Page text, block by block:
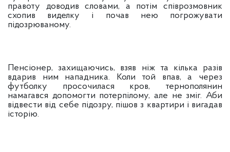
правоту доводив словами, а потім співрозмовник
схопив виделку і почав нею погрожувати
підозрюваному.
Пенсіонер, захищаючись, взяв ніж та кілька разів
вдарив ним нападника. Коли той впав, а через
футболку просочилася кров, тернополянин
намагався допомогти потерпілому, але не зміг. Аби
відвести від себе підозру, пішов з квартири і вигадав
історію.